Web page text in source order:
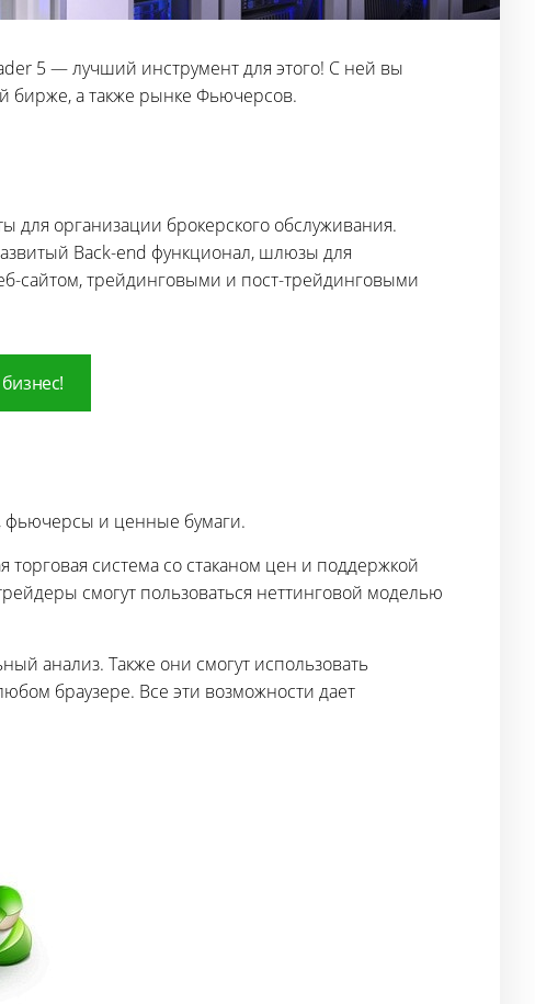
5 — лучший инструмент для этого! С ней вы
бирже, а также рынке Фьючерсов.
для организации брокерского обслуживания.
Back-end функционал, шлюзы для
сайтом, трейдинговыми и пост-трейдинговыми
фьючерсы и ценные бумаги.
торговая система со стаканом цен и поддержкой
смогут пользоваться неттинговой моделью
анализ. Также они смогут использовать
браузере. Все эти возможности дает